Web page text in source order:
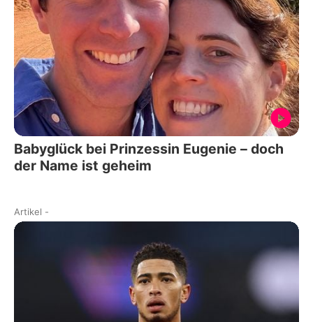
Babyglück bei Prinzessin Eugenie – doch
der Name ist geheim
Artikel -